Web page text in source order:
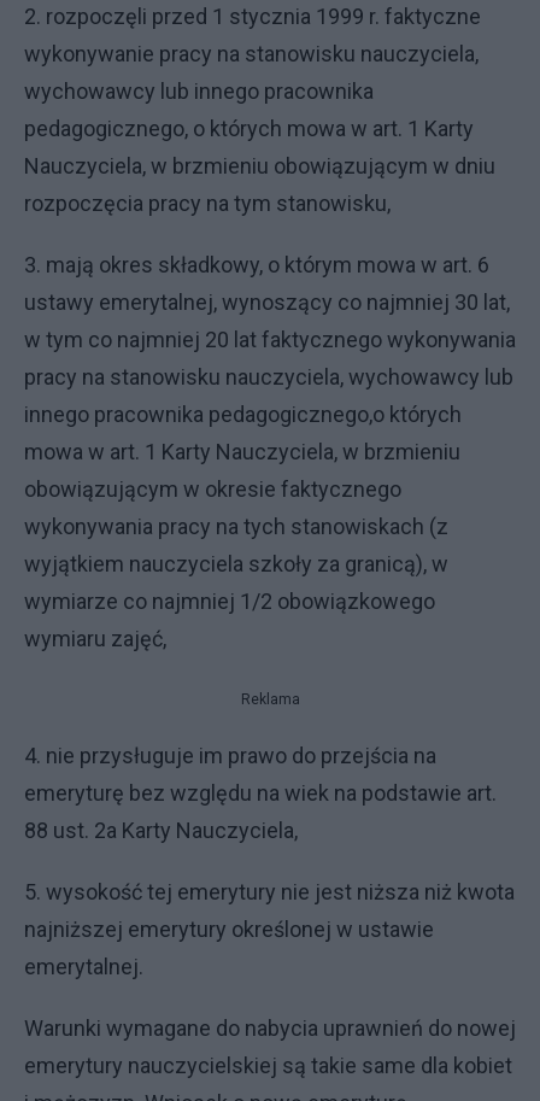
2. rozpoczęli przed 1 stycznia 1999 r. faktyczne
wykonywanie pracy na stanowisku nauczyciela,
wychowawcy lub innego pracownika
pedagogicznego, o których mowa w art. 1 Karty
Nauczyciela, w brzmieniu obowiązującym w dniu
rozpoczęcia pracy na tym stanowisku,
3. mają okres składkowy, o którym mowa w art. 6
ustawy emerytalnej, wynoszący co najmniej 30 lat,
w tym co najmniej 20 lat faktycznego wykonywania
pracy na stanowisku nauczyciela, wychowawcy lub
innego pracownika pedagogicznego,o których
mowa w art. 1 Karty Nauczyciela, w brzmieniu
obowiązującym w okresie faktycznego
wykonywania pracy na tych stanowiskach (z
wyjątkiem nauczyciela szkoły za granicą), w
wymiarze co najmniej 1/2 obowiązkowego
wymiaru zajęć,
Reklama
4. nie przysługuje im prawo do przejścia na
emeryturę bez względu na wiek na podstawie art.
88 ust. 2a Karty Nauczyciela,
5. wysokość tej emerytury nie jest niższa niż kwota
najniższej emerytury określonej w ustawie
emerytalnej.
Warunki wymagane do nabycia uprawnień do nowej
emerytury nauczycielskiej są takie same dla kobiet